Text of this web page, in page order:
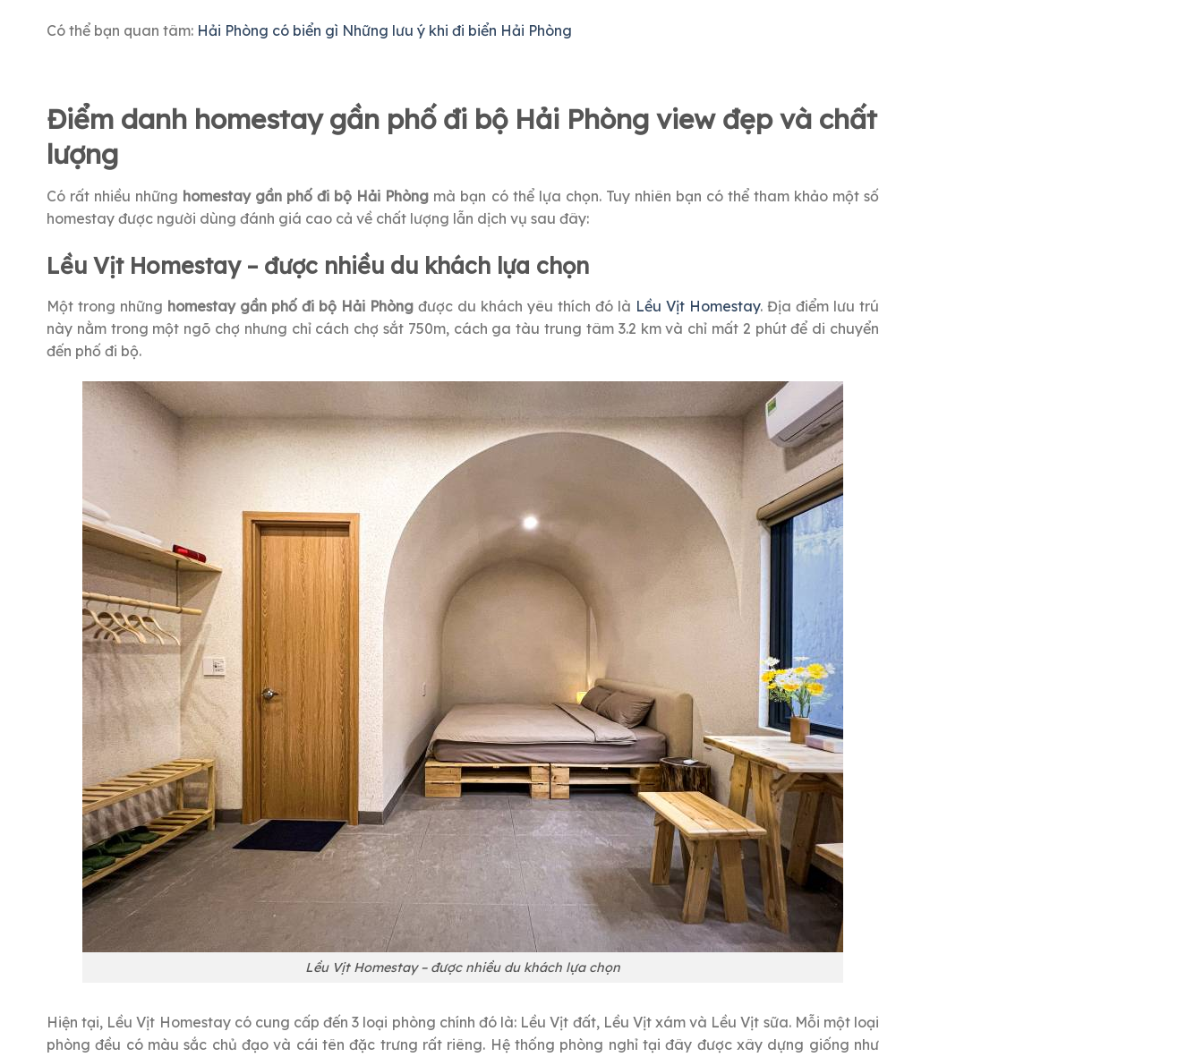
Có thể bạn quan tâm: Hải Phòng có biển gì Những lưu ý khi đi biển Hải Phòng
Điểm danh homestay gần phố đi bộ Hải Phòng view đẹp và chất
lượng
Có rất nhiều những homestay gần phố đi bộ Hải Phòng mà bạn có thể lựa chọn. Tuy nhiên bạn có thể tham khảo một số
homestay được người dùng đánh giá cao cả về chất lượng lẫn dịch vụ sau đây:
Lều Vịt Homestay – được nhiều du khách lựa chọn
Một trong những homestay gần phố đi bộ Hải Phòng được du khách yêu thích đó là Lều Vịt Homestay. Địa điểm lưu trú
này nằm trong một ngõ chợ nhưng chỉ cách chợ sắt 750m, cách ga tàu trung tâm 3.2 km và chỉ mất 2 phút để di chuyển
đến phố đi bộ.
Lều Vịt Homestay – được nhiều du khách lựa chọn
Hiện tại, Lều Vịt Homestay có cung cấp đến 3 loại phòng chính đó là: Lều Vịt đất, Lều Vịt xám và Lều Vịt sữa. Mỗi một loại
phòng đều có màu sắc chủ đạo và cái tên đặc trưng rất riêng. Hệ thống phòng nghỉ tại đây được xây dựng giống như